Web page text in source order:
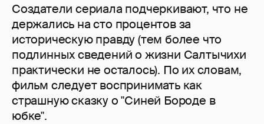
Создатели сериала подчеркивают, что не
держались на сто процентов за
историческую правду (тем более что
подлинных сведений о жизни Салтычихи
практически не осталось). По их словам,
фильм следует воспринимать как
страшную сказку о "Синей Бороде в
юбке".